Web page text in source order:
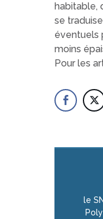
habitable,
se
éventuels
moins
Pour les
le